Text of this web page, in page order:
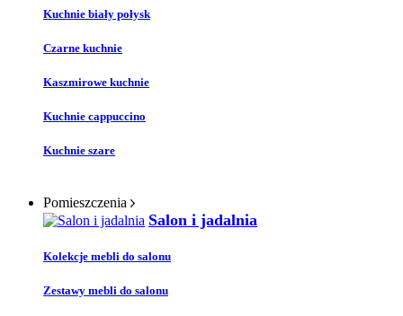
Kuchnie biały połysk
Czarne kuchnie
Kaszmirowe kuchnie
Kuchnie cappuccino
Kuchnie szare
Pomieszczenia
Salon i jadalnia
Kolekcje mebli do salonu
Zestawy mebli do salonu